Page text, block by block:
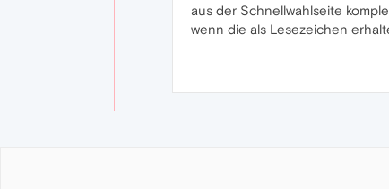
aus der Schnellwahlseite
wenn die als Lesezeichen